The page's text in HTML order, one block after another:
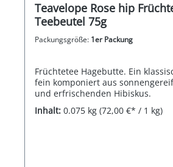
Teavelope Rose hip
Teebeutel 75g
Packungsgröße: 1er Packung
Früchtetee Hagebutte. Ein
fein komponiert aus
und erfrischenden Hibiskus.
Inhalt: 0.075 kg (72,00 €* / 1 kg)